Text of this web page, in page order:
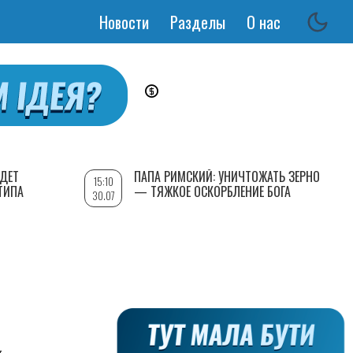
Основная
Новости Разделы О нас
15:10
30.07
ПАПА РИМСКИЙ: УНИЧТОЖАТЬ ЗЕРНО
— ТЯЖКОЕ ОСКОРБЛЕНИЕ БОГА